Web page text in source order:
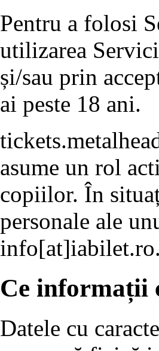
Pentru a folosi
utilizarea
și/sau prin
ai peste 18 ani.
asume un rol
copiilor. În
personale ale
info[at]iabilet.ro.
Ce informații
Datele cu